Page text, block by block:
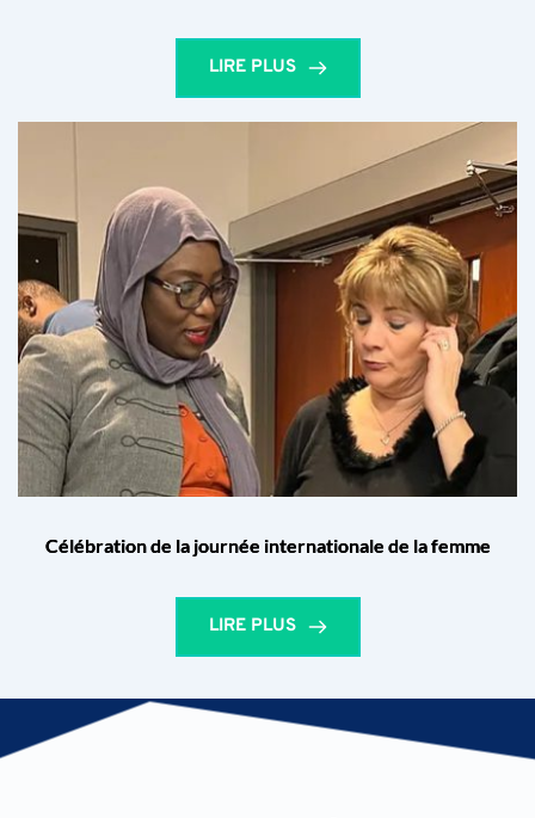
LIRE PLUS
Célébration de la journée internationale de la femme
LIRE PLUS